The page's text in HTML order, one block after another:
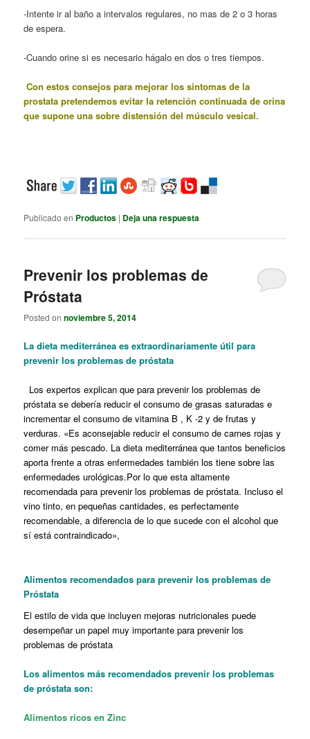
-Intente ir al baño a intervalos regulares, no mas de 2 o 3 horas
de espera.
-Cuando orine si es necesario hágalo en dos o tres tiempos.
Con estos consejos para mejorar los sintomas de la
prostata pretendemos evitar la retención continuada de orina
que supone una sobre distensión del músculo vesical.
Publicado en Productos | Deja una respuesta
Prevenir los problemas de
Próstata
Posted onnoviembre 5, 2014
La dieta mediterránea es extraordinariamente útil para
prevenir los problemas de próstata
Los expertos explican que para prevenir los problemas de
próstata se debería reducir el consumo de grasas saturadas e
incrementar el consumo de vitamina B , K -2 y de frutas y
verduras. «Es aconsejable reducir el consumo de carnes rojas y
comer más pescado. La dieta mediterránea que tantos beneficios
aporta frente a otras enfermedades también los tiene sobre las
enfermedades urológicas.Por lo que esta altamente
recomendada para prevenir los problemas de próstata. Incluso el
vino tinto, en pequeñas cantidades, es perfectamente
recomendable, a diferencia de lo que sucede con el alcohol que
sí está contraindicado»,
Alimentos recomendados para prevenir los problemas de
Próstata
El estilo de vida que incluyen mejoras nutricionales puede
desempeñar un papel muy importante para prevenir los
problemas de próstata
Los alimentos más recomendados prevenir los problemas
de próstata son:
Alimentos ricos en Zinc